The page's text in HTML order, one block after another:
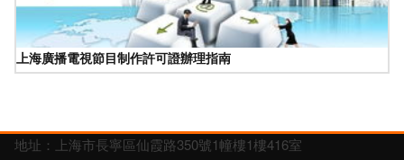
上海廣播電視節目制作許可證辦理指南
地址：上海市長寧區仙霞路350號1幢樓1樓416室